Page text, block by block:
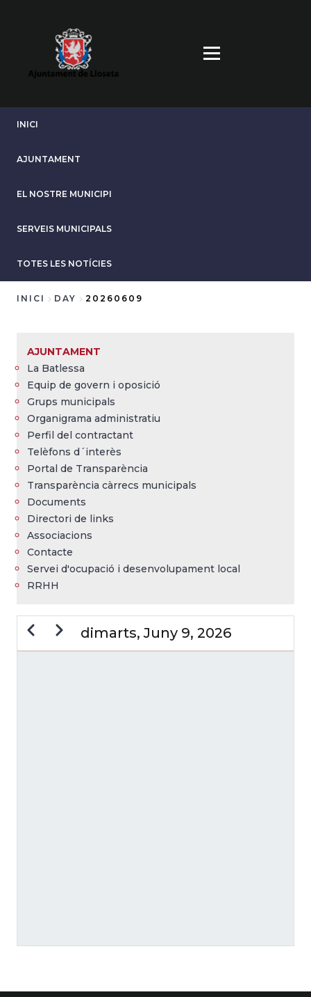
INICI
AJUNTAMENT
EL NOSTRE MUNICIPI
SERVEIS MUNICIPALS
TOTES LES NOTÍCIES
d'Ariadna
INICI DAY 20260609
AJUNTAMENT
La Batlessa
Equip de govern i oposició
Grups municipals
Organigrama administratiu
Perfil del contractant
Telèfons d´interès
Portal de Transparència
Transparència càrrecs municipals
Documents
Directori de links
Associacions
Contacte
Servei d'ocupació i desenvolupament local
RRHH
dimarts, Juny 9, 2026
PreviousNext